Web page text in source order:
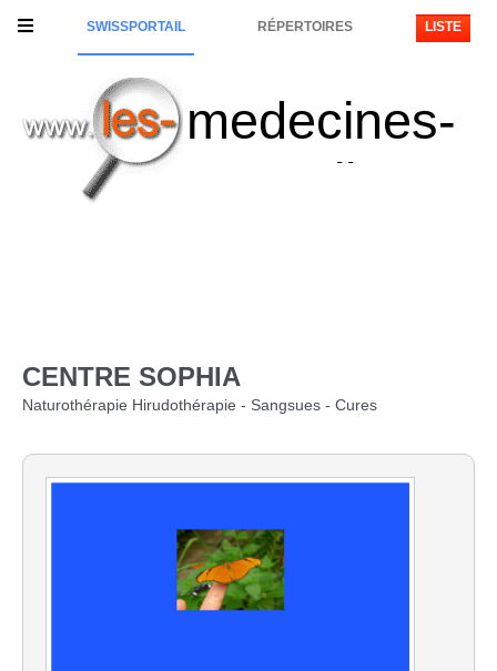
SWISSPORTAIL RÉPERTOIRES LISTE
medecines-
naturelles
CENTRE SOPHIA
Naturothérapie Hirudothérapie - Sangsues - Cures